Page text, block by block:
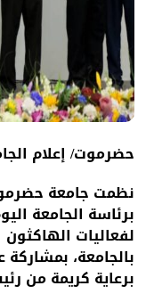
حضرموت/ إعلام
نظمت جامعة
برئاسة الجامعة
لفعاليات الهاكثون
بالجامعة،
برعاية كريمة من